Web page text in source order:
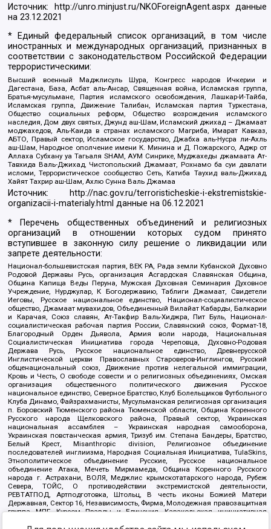
Источник: http://unro.minjust.ru/NKOForeignAgent.aspxданные
на23.12.2021
* Единый федеральный список организаций, в том числе
иностранных и международных организаций, признанных в
соответствии с законодательством Российской Федерации
террористическими:
Высший военный Маджлисуль Шура, Конгресс народов Ичкерии и
Дагестана, База, Асбат аль-Ансар, Священная война, Исламская группа,
Братья-мусульмане, Партия исламского освобождения, Лашкар-И-Тайба,
Исламская группа, Движение Талибан, Исламская партия Туркестана,
Общество социальных реформ, Общество возрождения исламского
наследия, Дом двух святых, Джунд аш-Шам, Исламский джихад – Джамаат
моджахедов, Аль-Каида в странах исламского Магриба, Имарат Кавказ,
АБТО, Правый сектор, Исламское государство, Джабха аль-Нусра ли-Ахль
аш-Шам, Народное ополчение имени К. Минина и Д. Пожарского, Аджр от
Аллаха Субхану уа Тагьаля SHAM, АУМ Синрике, Муджахеды джамаата Ат-
Тавхида Валь-Джихад, Чистопольский Джамаат, Рохнамо ба суи давлати
исломи, Террористическое сообщество Сеть, Катиба Таухид валь-Джихад,
Хайят Тахрир аш-Шам, Ахлю Сунна Валь Джамаа
Источник:
http://nac.gov.ru/terroristicheskie-i-ekstremistskie-
organizacii-i-materialy.html данные на06.12.2021
* Перечень общественных объединений и религиозных
организаций в отношении которых судом принято
вступившее в законную силу решение о ликвидации или
запрете деятельности:
Национал-большевистская партия, ВЕК РА, Рада земли Кубанской Духовно
Родовой Державы Русь, организация Асгардская Славянская Община,
Община Капища Веды Перуна, Мужская Духовная Семинария Духовное
Учреждение, Нурджулар, К Богодержавию, Таблиги Джамаат, Свидетели
Иеговы, Русское национальное единство, Национал-социалистическое
общество, Джамаат мувахидов, Объединенный Вилайат Кабарды, Балкарии
и Карачая, Союз славян, Ат-Такфир Валь-Хиджра, Пит Буль, Национал-
социалистическая рабочая партия России, Славянский союз, Формат-18,
Благородный Орден Дьявола, Армия воли народа, Национальная
Социалистическая Инициатива города Череповца, Духовно-Родовая
Держава Русь, Русское национальное единство, Древнерусской
Инглистической церкви Православных Староверов-Инглингов, Русский
общенациональный союз, Движение против нелегальной иммиграции,
Кровь и Честь, О свободе совести и о религиозных объединениях, Омская
организация общественного политического движения Русское
национальное единство, Северное Братство, Клуб Болельщиков Футбольного
Клуба Динамо, Файзрахманисты, Мусульманская религиозная организация
п. Боровский Тюменского района Тюменской области, Община Коренного
Русского народа Щелковского района, Правый сектор, Украинская
национальная ассамблея – Украинская народная самооборона,
Украинская повстанческая армия, Тризуб им. Степана Бандеры, Братство,
Белый Крест, Misanthropic division, Религиозное объединение
последователей инглиизма, Народная Социальная Инициатива, TulaSkins,
Этнополитическое объединение Русские, Русское национальное
объединение Атака, Мечеть Мирмамеда, Община Коренного Русского
народа г. Астрахани, ВОЛЯ, Меджлис крымскотатарского народа, Рубеж
Севера, ТОЙС, О противодействии экстремистской деятельности,
РЕВТАТПОД, Артподготовка, Штольц, В честь иконы Божией Матери
Державная, Сектор 16, Независимость, Фирма, Молодежная правозащитная
группа МПГ, Курсом Правды и Единения, Каракольская инициативная